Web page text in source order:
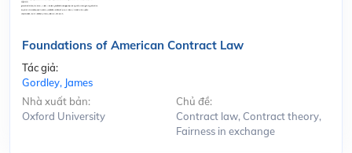
Foundations of American Contract Law
Tác giả:
Gordley, James
Nhà xuất bản:
Oxford University
Chủ đề:
Contract law, Contract theory,
Fairness in exchange